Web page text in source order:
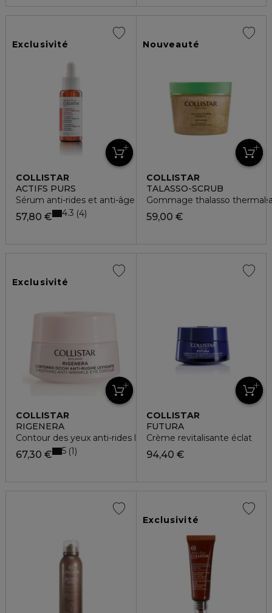
Exclusivité
COLLISTAR
ACTIFS PURS
Sérum anti-rides et anti-âge enrichie en vitamine C et acide
57,80 € 4.3 4
Nouveauté
COLLISTAR
TALASSO-SCRUB
Gommage thalasso thermal
59,00 €
Exclusivité
COLLISTAR
RIGENERA
Contour des yeux anti-rides lissant
67,30 € 5 1
COLLISTAR
FUTURA
Crème revitalisante éclat
94,40 €
Exclusivité